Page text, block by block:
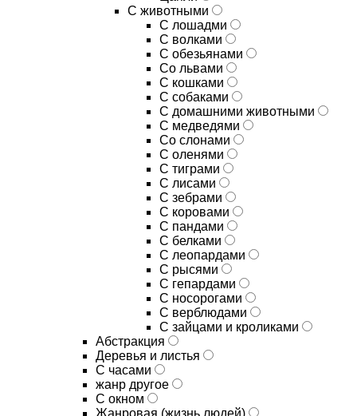
С животными
С лошадми
С волками
С обезьянами
Со львами
С кошками
С собаками
С домашними животными
С медведями
Со слонами
С оленями
С тиграми
С лисами
С зебрами
С коровами
С пандами
С белками
С леопардами
С рысями
С гепардами
С носорогами
С верблюдами
С зайцами и кроликами
Абстракция
Деревья и листья
С часами
жанр другое
С окном
Жанровая (жизнь людей)